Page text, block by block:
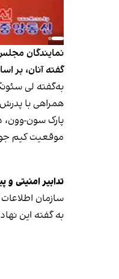
نمایندگان
گفته آنان، بر
به‌گفته لی
همراهی با
پارک سون-وون،
موقعیت کیم
تدابیر امنیتی
سازمان
به گفته این